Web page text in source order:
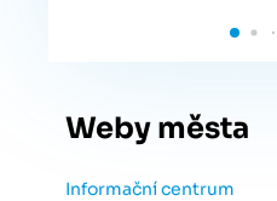
Weby města
Informační centrum